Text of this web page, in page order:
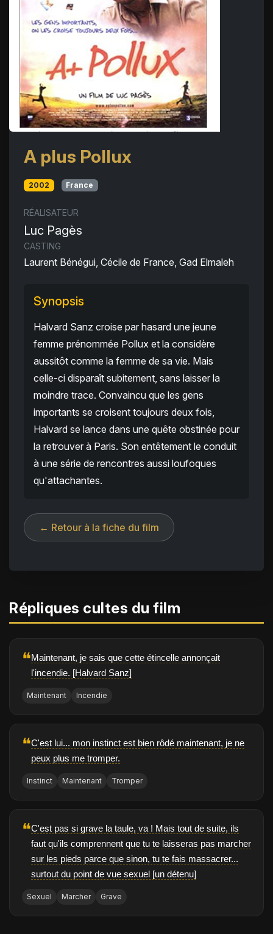
A plus Pollux
2002 France
RÉALISATEUR
Luc Pagès
CASTING
Laurent Bénégui, Cécile de France, Gad Elmaleh
Synopsis
Halvard Sanz croise par hasard une jeune
femme prénommée Pollux et la considère
aussitôt comme la femme de sa vie. Mais
celle-ci disparaît subitement, sans laisser la
moindre trace. Convaincu que les gens
importants se croisent toujours deux fois,
Halvard se lance dans une quête obstinée pour
la retrouver à Paris. Son entêtement le conduit
à une série de rencontres aussi loufoques
qu'attachantes.
← Retour à la fiche du film
Répliques cultes du film
❝Maintenant, je sais que cette étincelle annonçait
l'incendie. [Halvard Sanz]
Maintenant Incendie
❝C'est lui... mon instinct est bien rôdé maintenant, je ne
peux plus me tromper.
Instinct Maintenant Tromper
❝C'est pas si grave la taule, va ! Mais tout de suite, ils
faut qu'ils comprennent que tu te laisseras pas marcher
sur les pieds parce que sinon, tu te fais massacrer...
surtout du point de vue sexuel [un détenu]
Sexuel Marcher Grave